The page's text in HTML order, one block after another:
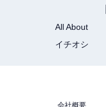
All About
イチオシ